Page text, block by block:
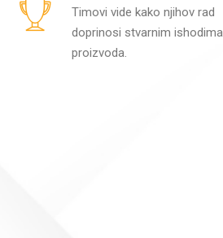
Timovi vide kako njihov rad
doprinosi stvarnim ishodima
proizvoda.